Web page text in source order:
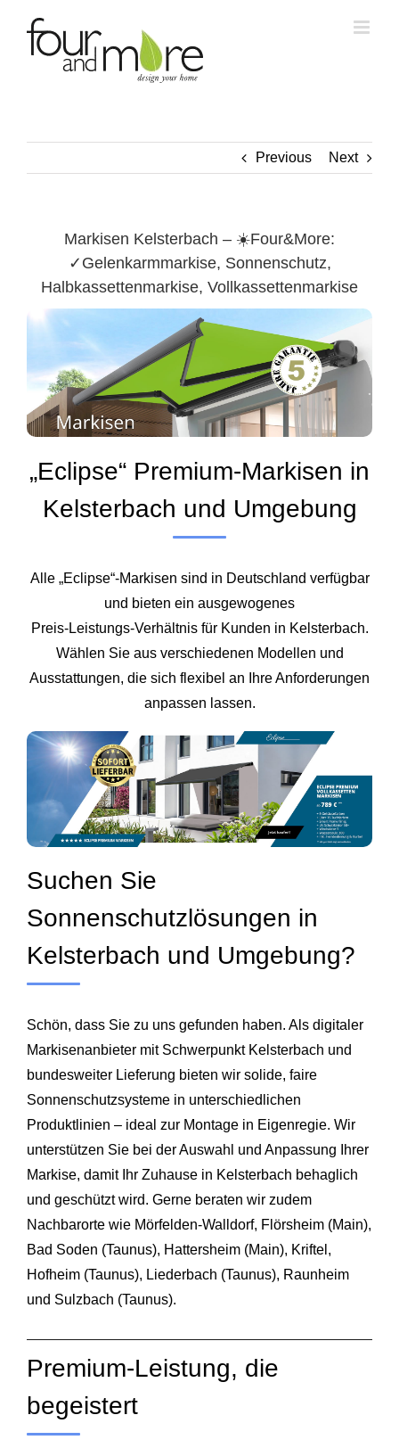
content
Previous Next
Markisen Kelsterbach – ☀️Four&More:
✓Gelenkarmmarkise, Sonnenschutz,
Halbkassettenmarkise, Vollkassettenmarkise
„Eclipse“ Premium-Markisen in
Kelsterbach und Umgebung
Alle „Eclipse“-Markisen sind in Deutschland verfügbar
und bieten ein ausgewogenes
Preis‑Leistungs‑Verhältnis für Kunden in Kelsterbach.
Wählen Sie aus verschiedenen Modellen und
Ausstattungen, die sich flexibel an Ihre Anforderungen
anpassen lassen.
Suchen Sie
Sonnenschutzlösungen in
Kelsterbach und Umgebung?
Schön, dass Sie zu uns gefunden haben. Als digitaler
Markisenanbieter mit Schwerpunkt Kelsterbach und
bundesweiter Lieferung bieten wir solide, faire
Sonnenschutzsysteme in unterschiedlichen
Produktlinien – ideal zur Montage in Eigenregie. Wir
unterstützen Sie bei der Auswahl und Anpassung Ihrer
Markise, damit Ihr Zuhause in Kelsterbach behaglich
und geschützt wird. Gerne beraten wir zudem
Nachbarorte wie Mörfelden‑Walldorf, Flörsheim (Main),
Bad Soden (Taunus), Hattersheim (Main), Kriftel,
Hofheim (Taunus), Liederbach (Taunus), Raunheim
und Sulzbach (Taunus).
Premium-Leistung, die
begeistert